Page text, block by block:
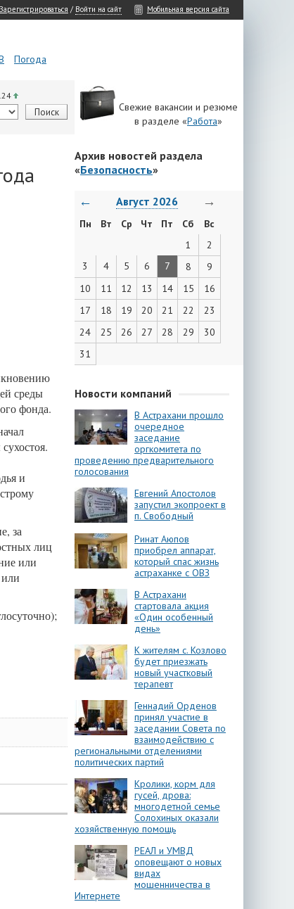
Зарегистрироваться / Войти на сайт Мобильная версия сайта
Погода
Свежие вакансии и резюме
в разделе «Работа»
среды
фонда.
и
за
лиц
или
Архив новостей раздела
«Безопасность»
← Август 2026 →
Пн Вт Ср Чт Пт Сб
Вс
1
2
3
4 5 6 7 8
9
10
11 12 13 14 15
16
17
18 19 20 21 22
23
24
25 26 27 28 29
30
31
Новости компаний
В Астрахани прошло
очередное
заседание
оргкомитета по
проведению предварительного
голосования
Евгений Апостолов
запустил экопроект в
п. Свободный
Ринат Аюпов
приобрел аппарат,
который спас жизнь
астраханке с ОВЗ
В Астрахани
стартовала акция
«Один особенный
день»
К жителям с. Козлово
будет приезжать
новый участковый
терапевт
Геннадий Орденов
принял участие в
заседании Совета по
взаимодействию с
региональными отделениями
политических партий
Кролики, корм для
гусей, дрова:
многодетной семье
Солохиных оказали
хозяйственную помощь
РЕАЛ и УМВД
оповещают о новых
видах
мошенничества в
Интернете